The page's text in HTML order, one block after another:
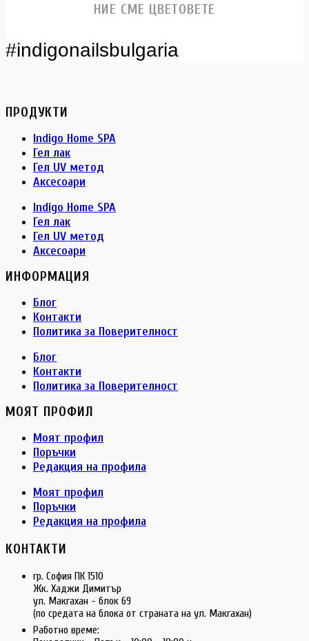
НИЕ СМЕ ЦВЕТОВЕТЕ
#indigonailsbulgaria
ПРОДУКТИ
Indigo Home SPA
Гел лак
Гел UV метод
Аксесоари
Indigo Home SPA
Гел лак
Гел UV метод
Аксесоари
ИНФОРМАЦИЯ
Блог
Контакти
Политика за Поверителност
Блог
Контакти
Политика за Поверителност
МОЯТ ПРОФИЛ
Моят профил
Поръчки
Редакция на профила
Моят профил
Поръчки
Редакция на профила
КОНТАКТИ
гр. София ПК 1510
Жк. Хаджи Димитър
ул. Макгахан - блок 69
(по средата на блока от страната на ул. Макгахан)
Работно време: